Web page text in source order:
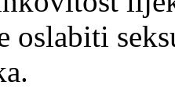
oslabiti